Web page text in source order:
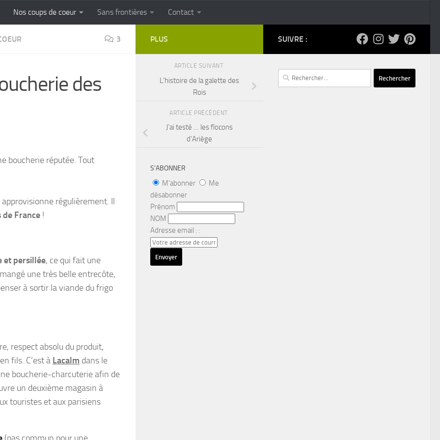
Cuisine populaire des terroirs
Nos coups de coeur Sans frontières Contact
3
des
boucherie réputée. Tout
régulièrement. Il
de France !
et persillée, ce qui fait une
une très belle entrecôte,
à sortir la viande du frigo
respect absolu du produit,
fils. C’est à Lacalm dans le
boucherie-charcuterie afin de
un deuxième magasin à
touristes et aux parisiens
SUIVRE :
Rechercher :
PLUS
ARTICLE SUIVANT
L’histoire de la galette des
Rois
ARTICLE PRÉCÉDENT
J’ai testé … les flocons
d’Ariège
S’ABONNER
M'abonner
Me
désabonner
Prénom
NOM
Adresse email : :